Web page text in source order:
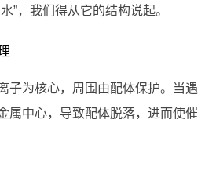
”，我们得从它的结构说起。
子为核心，周围由配体保护。当遇
属中心，导致配体脱落，进而使催